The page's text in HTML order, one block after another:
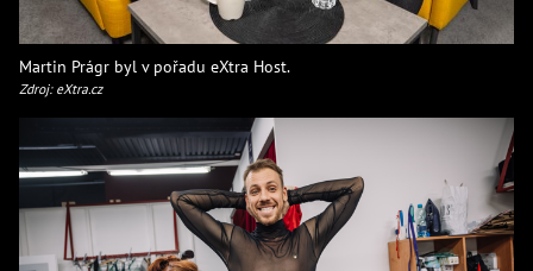
Martin Prágr byl v pořadu eXtra Host.
Zdroj: eXtra.cz